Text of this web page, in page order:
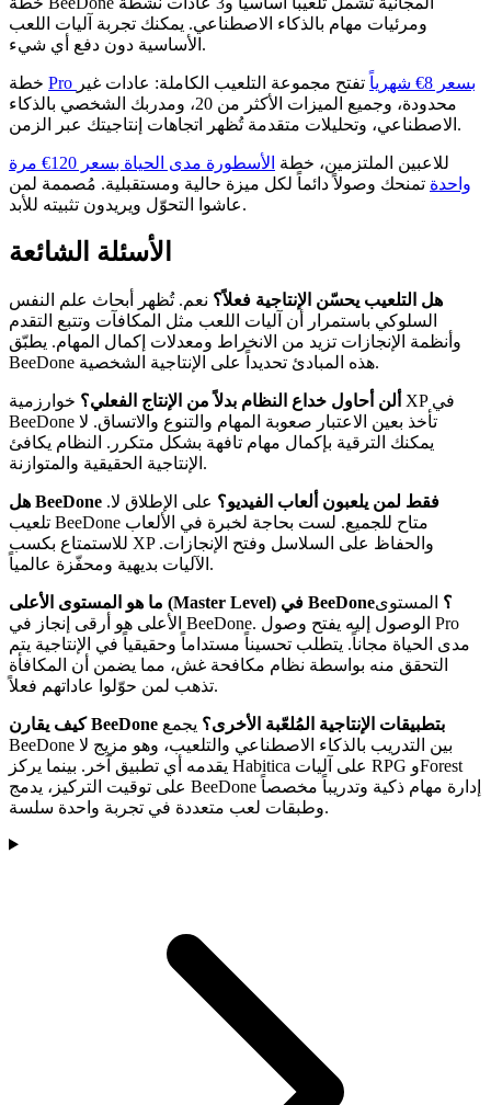
ومرئيات مهام بالذكاء الاصطناعي. يمكنك تجربة آليات اللعب
الأساسية دون دفع أي شيء.
Pro بسعر 8€ شهرياً
تفتح مجموعة التلعيب الكاملة: عادات غير
محدودة، وجميع الميزات الأكثر من 20، ومدربك الشخصي بالذكاء
الاصطناعي، وتحليلات متقدمة تُظهر اتجاهات إنتاجيتك عبر الزمن.
للاعبين الملتزمين، خطة
الأسطورة مدى الحياة بسعر 120€ مرة
واحدة تمنحك وصولاً دائماً لكل ميزة حالية ومستقبلية. مُصممة لمن
عاشوا التحوّل ويريدون تثبيته للأبد.
الأسئلة الشائعة
هل التلعيب يحسّن الإنتاجية فعلاً؟ نعم. تُظهر أبحاث علم النفس
السلوكي باستمرار أن آليات اللعب مثل المكافآت وتتبع التقدم
وأنظمة الإنجازات تزيد من الانخراط ومعدلات إكمال المهام. يطبّق
BeeDone هذه المبادئ تحديداً على الإنتاجية الشخصية.
ألن أحاول خداع النظام بدلاً من الإنتاج الفعلي؟ خوارزمية XP في
BeeDone تأخذ بعين الاعتبار صعوبة المهام والتنوع والاتساق. لا
يمكنك الترقية بإكمال مهام تافهة بشكل متكرر. النظام يكافئ
الإنتاجية الحقيقية والمتوازنة.
هل BeeDone فقط لمن يلعبون ألعاب الفيديو؟ على الإطلاق لا.
تلعيب BeeDone متاح للجميع. لست بحاجة لخبرة في الألعاب
للاستمتاع بكسب XP والحفاظ على السلاسل وفتح الإنجازات.
الآليات بديهية ومحفّزة عالمياً.
ما هو المستوى الأعلى (Master Level) في BeeDone؟ المستوى
الأعلى هو أرقى إنجاز في BeeDone. الوصول إليه يفتح وصول Pro
مدى الحياة مجاناً. يتطلب تحسيناً مستداماً وحقيقياً في الإنتاجية يتم
التحقق منه بواسطة نظام مكافحة غش، مما يضمن أن المكافأة
تذهب لمن حوّلوا عاداتهم فعلاً.
كيف يقارن BeeDone بتطبيقات الإنتاجية المُلعّبة الأخرى؟ يجمع
BeeDone بين التدريب بالذكاء الاصطناعي والتلعيب، وهو مزيج لا
يقدمه أي تطبيق آخر. بينما يركز Habitica على آليات RPG وForest
على توقيت التركيز، يدمج BeeDone إدارة مهام ذكية وتدريباً مخصصاً
وطبقات لعب متعددة في تجربة واحدة سلسة.